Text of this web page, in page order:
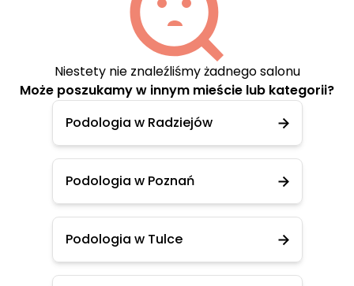
Niestety nie znaleźliśmy żadnego salonu
Może poszukamy w innym mieście lub kategorii?
Podologia w Radziejów
Podologia w Poznań
Podologia w Tulce